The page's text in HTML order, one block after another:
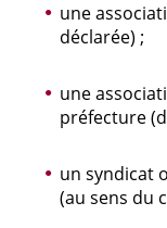
une
déclarée) ;
une
préfecture
un syndicat
(au sens du